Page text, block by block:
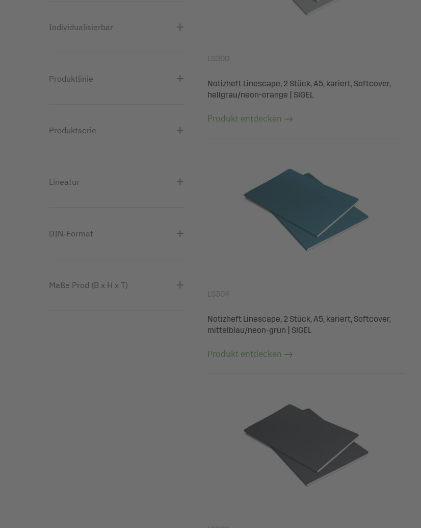
Individualisierbar
Produktlinie
Produktserie
Lineatur
DIN-Format
Maße Prod (B x H x T)
LS300
Notizheft Linescape, 2 Stück, A5, kariert, Softcover,
hellgrau/neon-orange | SIGEL
Produkt entdecken
LS304
Notizheft Linescape, 2 Stück, A5, kariert, Softcover,
mittelblau/neon-grün | SIGEL
Produkt entdecken